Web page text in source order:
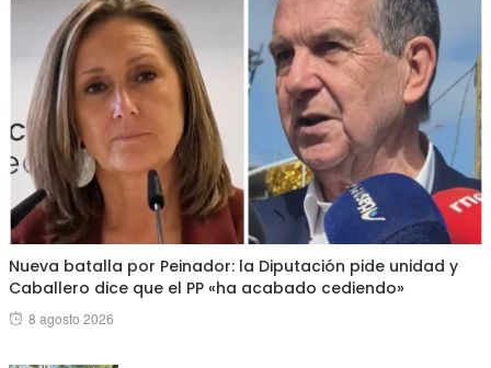
Nueva batalla por Peinador: la Diputación pide unidad y
Caballero dice que el PP «ha acabado cediendo»
Posted
8 agosto 2026